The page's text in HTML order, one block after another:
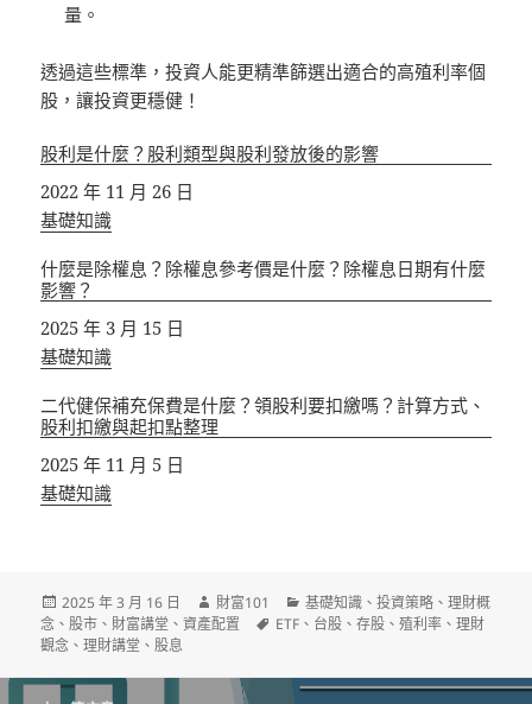
量。
透過這些標準，投資人能更精準篩選出適合的高殖利率個
股，讓投資更穩健！
股利是什麼？股利類型與股利發放後的影響
日期
2022 年 11 月 26 日
關於
基礎知識
什麼是除權息？除權息參考價是什麼？除權息日期有什麼
影響？
日期
2025 年 3 月 15 日
關於
基礎知識
二代健保補充保費是什麼？領股利要扣繳嗎？計算方式、
股利扣繳與起扣點整理
日期
2025 年 11 月 5 日
關於
基礎知識
發
佈
日
2025 年 3 月 16 日
作
者
財富101
分
類
基礎知識 、投資策略 、理財概
念 、股市 、 財富講堂 、資產配置
標
ETF 、 台股 、存股 、殖利率 、理財
觀念 、理財講堂 、股息